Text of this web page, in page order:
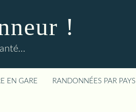
!
EN GARE RANDONNÉES PAR PAYS